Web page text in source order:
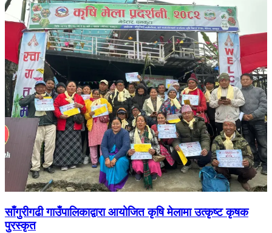
साँगुरीगढी गाउँपालिकाद्वारा आयोजित कृषि मेलामा उत्कृष्ट कृषक
पुरस्कृत